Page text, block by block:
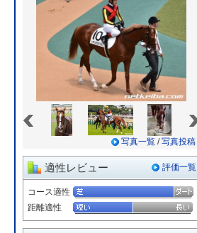
写真一覧 /写真投稿
適性レビュー 評価一覧
コース適性
距離適性